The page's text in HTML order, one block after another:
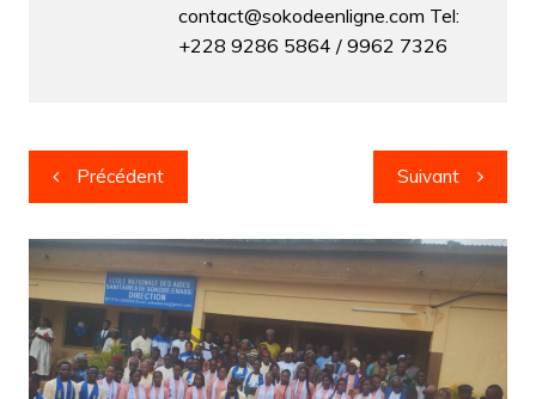
contact@sokodeenligne.com Tel:
+228 9286 5864 / 9962 7326
Navigation
de
l’article
Précédent Suivant